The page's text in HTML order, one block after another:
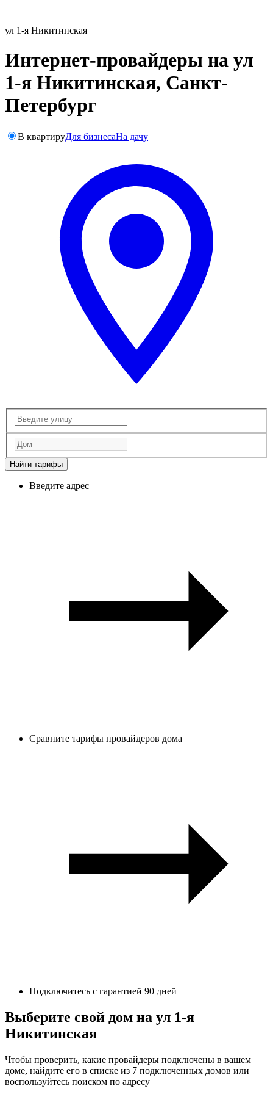
ул 1-я Никитинская
Интернет-провайдеры на ул
1-я Никитинская, Санкт-
Петербург
В квартируДля бизнесаНа дачу
Найти тарифы
Введите адрес
Сравните тарифы провайдеров дома
Подключитесь с гарантией 90 дней
Выберите свой дом на ул 1-я
Никитинская
Чтобы проверить, какие провайдеры подключены в вашем
доме, найдите его в списке из 7 подключенных домов или
воспользуйтесь поиском по адресу